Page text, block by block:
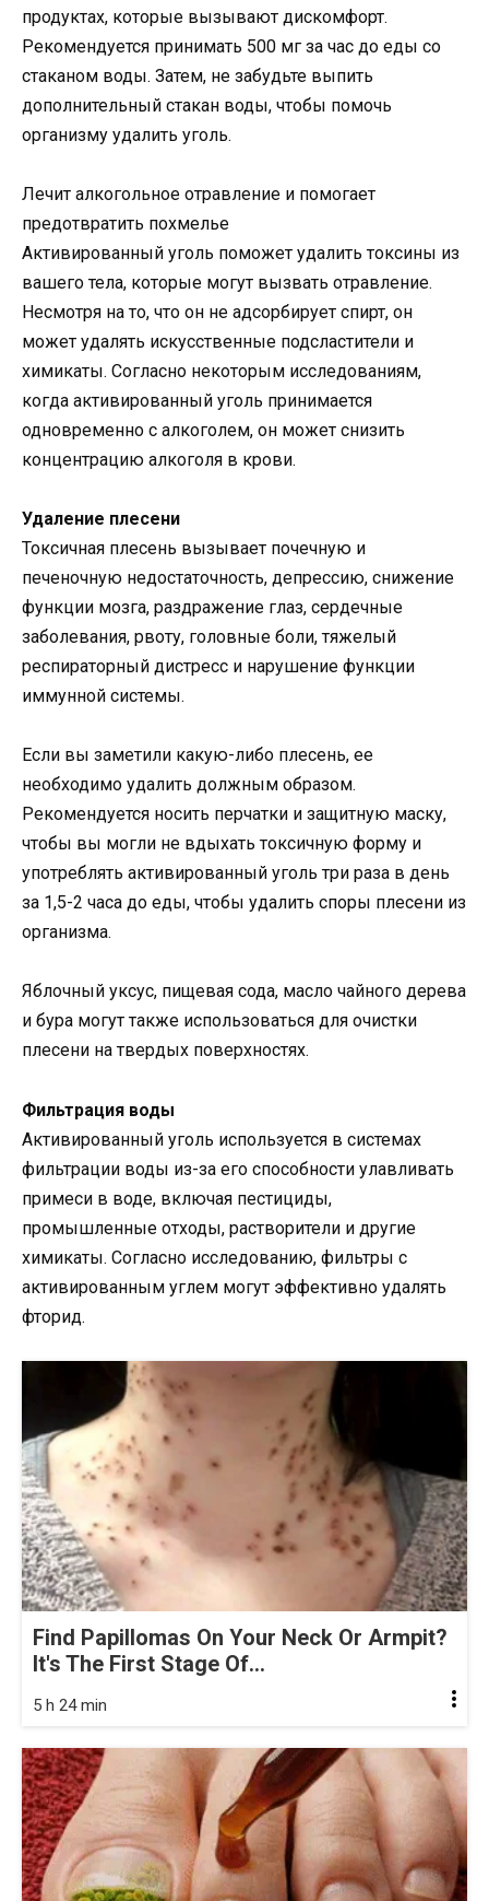
продуктах, которые вызывают дискомфорт.
Рекомендуется принимать 500 мг за час до еды со
стаканом воды. Затем, не забудьте выпить
дополнительный стакан воды, чтобы помочь
организму удалить уголь.
Лечит алкогольное отравление и помогает
предотвратить похмелье
Активированный уголь поможет удалить токсины из
вашего тела, которые могут вызвать отравление.
Несмотря на то, что он не адсорбирует спирт, он
может удалять искусственные подсластители и
химикаты. Согласно некоторым исследованиям,
когда активированный уголь принимается
одновременно с алкоголем, он может снизить
концентрацию алкоголя в крови.
Удаление плесени
Токсичная плесень вызывает почечную и
печеночную недостаточность, депрессию, снижение
функции мозга, раздражение глаз, сердечные
заболевания, рвоту, головные боли, тяжелый
респираторный дистресс и нарушение функции
иммунной системы.
Если вы заметили какую-либо плесень, ее
необходимо удалить должным образом.
Рекомендуется носить перчатки и защитную маску,
чтобы вы могли не вдыхать токсичную форму и
употреблять активированный уголь три раза в день
за 1,5-2 часа до еды, чтобы удалить споры плесени из
организма.
Яблочный уксус, пищевая сода, масло чайного дерева
и бура могут также использоваться для очистки
плесени на твердых поверхностях.
Фильтрация воды
Активированный уголь используется в системах
фильтрации воды из-за его способности улавливать
примеси в воде, включая пестициды,
промышленные отходы, растворители и другие
химикаты. Согласно исследованию, фильтры с
активированным углем могут эффективно удалять
фторид.
Find Papillomas On Your Neck Or Armpit?
It's The First Stage Of...
5 h 24 min